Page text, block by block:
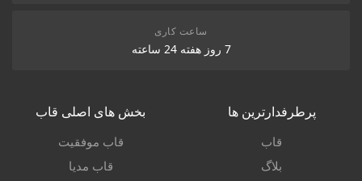
ساعت کاری
7 روز هفته 24 ساعته
پرطرفدارترین ها
قاب
بلاگ
بخش های اصلی قاب
قاب موفقیت
قاب مدیا